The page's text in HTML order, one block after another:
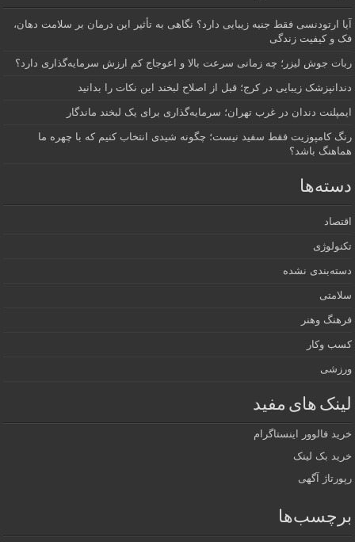
آیا ارتودنسی فقط جنبه زیبایی دارد؟ نگاهی به تأثیر این درمان بر سلامت دهان،
فک و کیفیت زندگی
ربات جوش لیزر؛ چه زمانی سرعت بالا و اعوجاج کم ارزش سرمایه‌گذاری دارد؟
دندانپزشک زیبایی در کرج؛ قبل از اصلاح لبخند این نکات را بدانید
ایمپلنت دندان در غرب تهران؛ سرمایه‌گذاری برای یک لبخند ماندگار
رنگ کامپوزیت فقط سفید نیست؛ چگونه شیدی انتخاب کنیم که با چهره ما
هماهنگ باشد؟
دسته‌ها
اقتصاد
تکنولوژی
دسته‌بندی نشده
سلامتی
فرهنگ وهنر
کسب وکار
ورزشی
لینک های مفید
خرید فالوور اینستاگرام
خرید بک لینک
رپورتاژ آگهی
برچسب‌ها